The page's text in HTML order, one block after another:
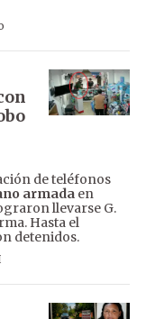
de teléfonos
armada en
llevarse G.
Hasta el
detenidos.